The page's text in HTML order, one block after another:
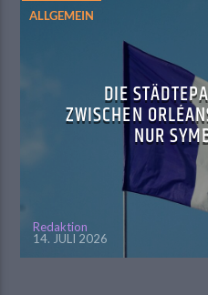
ALLGEMEIN
DIE
ZWISCHEN
NUR
Redaktion
14. JULI 2026